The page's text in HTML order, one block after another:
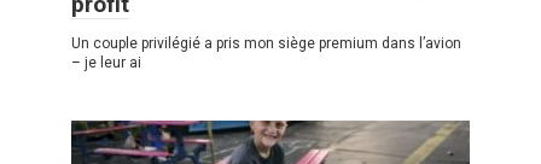
Un couple privilégié a pris mon siège premium dans l’avion
– je leur ai